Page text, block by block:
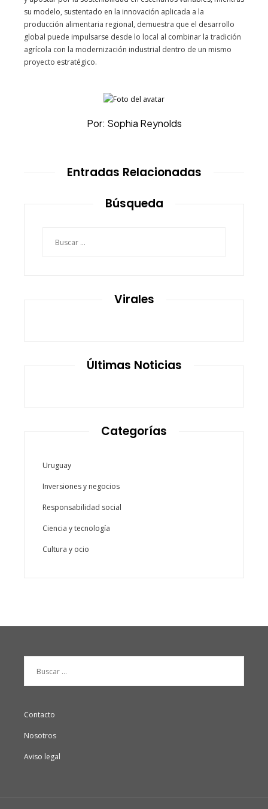
su modelo, sustentado en la innovación aplicada a la
producción alimentaria regional, demuestra que el desarrollo
global puede impulsarse desde lo local al combinar la tradición
agrícola con la modernización industrial dentro de un mismo
proyecto estratégico.
Por: Sophia Reynolds
Entradas Relacionadas
Búsqueda
Virales
Últimas Noticias
Categorías
Uruguay
Inversiones y negocios
Responsabilidad social
Ciencia y tecnología
Cultura y ocio
Contacto
Nosotros
Aviso legal